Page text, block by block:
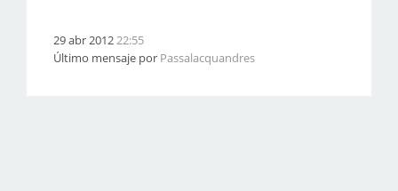
29 abr 201222:55
Último mensaje por Passalacquandres